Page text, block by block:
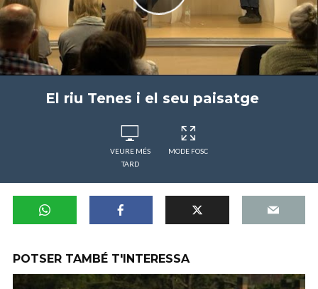
El riu Tenes i el seu paisatge
VEURE MÉS
TARD
MODE FOSC
POTSER TAMBÉ T'INTERESSA